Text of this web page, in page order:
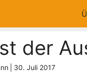
der
30. Juli 2017